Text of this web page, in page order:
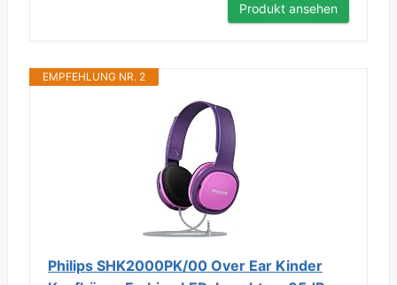
Produkt ansehen
EMPFEHLUNG NR. 2
Philips SHK2000PK/00 Over Ear Kinder